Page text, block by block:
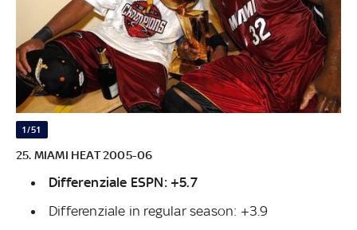
1/51
25. MIAMI HEAT 2005-06
Differenziale ESPN: +5.7
Differenziale in regular season: +3.9